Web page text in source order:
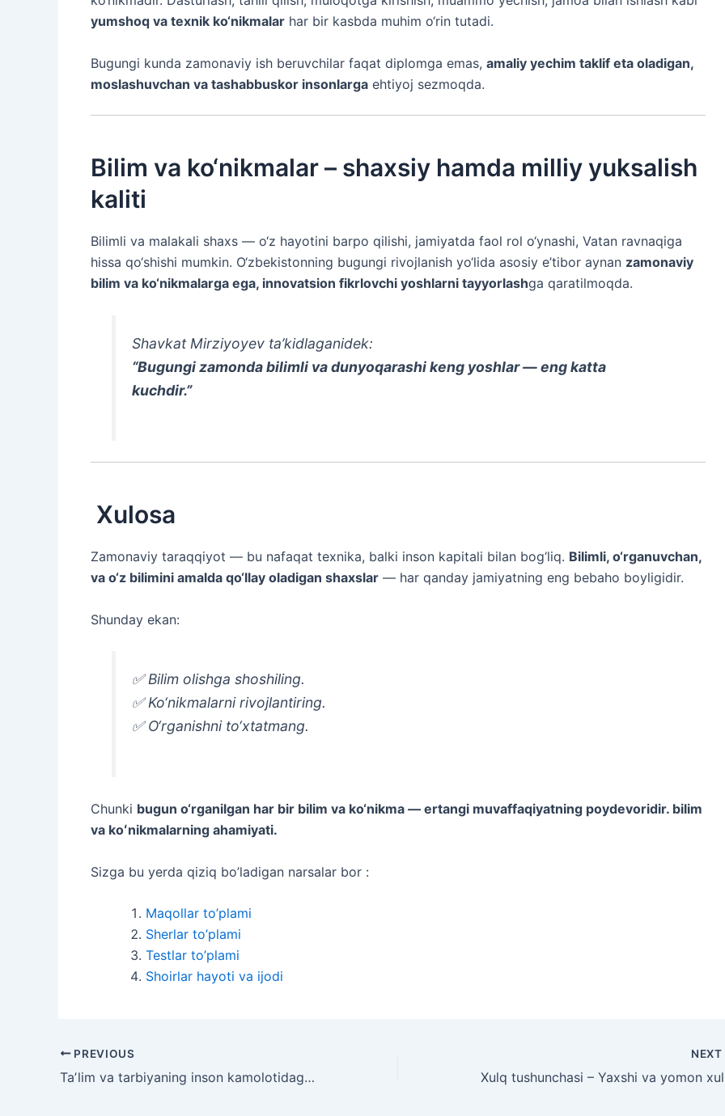
yumshoq va texnik ko‘nikmalar har bir kasbda muhim o‘rin tutadi.
Bugungi kunda zamonaviy ish beruvchilar faqat diplomga emas, amaliy yechim taklif eta oladigan,
moslashuvchan va tashabbuskor insonlarga ehtiyoj sezmoqda.
Bilim va ko‘nikmalar – shaxsiy hamda milliy yuksalish
kaliti
Bilimli va malakali shaxs — o‘z hayotini barpo qilishi, jamiyatda faol rol o‘ynashi, Vatan ravnaqiga
hissa qo‘shishi mumkin. O‘zbekistonning bugungi rivojlanish yo‘lida asosiy e’tibor aynan zamonaviy
bilim va ko‘nikmalarga ega, innovatsion fikrlovchi yoshlarni tayyorlashga qaratilmoqda.
Shavkat Mirziyoyev ta’kidlaganidek:
“Bugungi zamonda bilimli va dunyoqarashi keng yoshlar — eng katta
kuchdir.”
Xulosa
Zamonaviy taraqqiyot — bu nafaqat texnika, balki inson kapitali bilan bog‘liq. Bilimli, o‘rganuvchan,
va o‘z bilimini amalda qo‘llay oladigan shaxslar — har qanday jamiyatning eng bebaho boyligidir.
Shunday ekan:
✅ Bilim olishga shoshiling.
✅ Ko‘nikmalarni rivojlantiring.
✅ O‘rganishni to‘xtatmang.
Chunki bugun o‘rganilgan har bir bilim va ko‘nikma — ertangi muvaffaqiyatning poydevoridir. bilim
va koʻnikmalarning ahamiyati.
Sizga bu yerda qiziq bo’ladigan narsalar bor :
Maqollar to’plami
Sherlar to’plami
Testlar to’plami
Shoirlar hayoti va ijodi
Post
navigation
PREVIOUS
Taʼlim va tarbiyaning inson kamolotidagi oʻrni
NEXT